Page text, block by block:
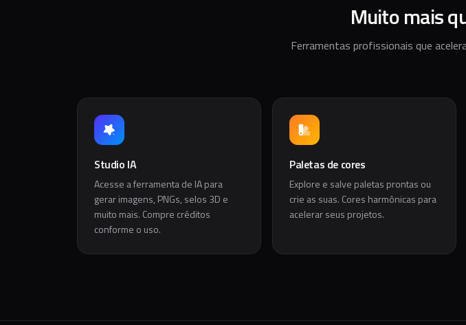
Muito mais
Ferramentas profissionais que
Studio IA
Acesse a ferramenta de IA para
gerar imagens, PNGs, selos 3D e
muito mais. Compre créditos
conforme o uso.
Paletas de cores
Explore e salve paletas prontas ou
crie as suas. Cores harmônicas para
acelerar seus projetos.